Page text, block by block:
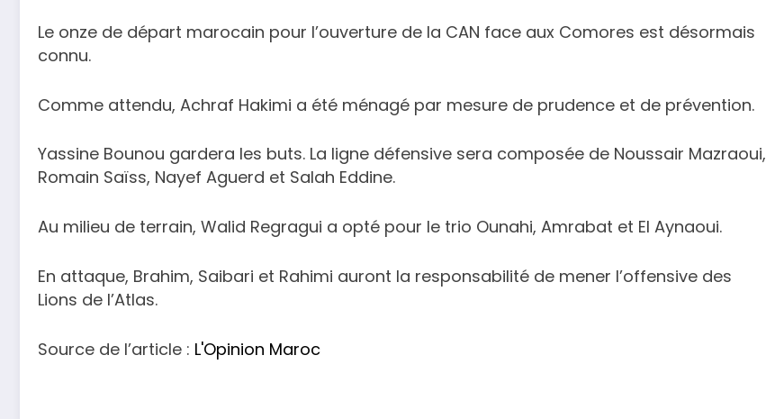
Le onze de départ marocain pour l’ouverture de la CAN face aux Comores est désormais
connu.
Comme attendu, Achraf Hakimi a été ménagé par mesure de prudence et de prévention.
Yassine Bounou gardera les buts. La ligne défensive sera composée de Noussair Mazraoui,
Romain Saïss, Nayef Aguerd et Salah Eddine.
Au milieu de terrain, Walid Regragui a opté pour le trio Ounahi, Amrabat et El Aynaoui.
En attaque, Brahim, Saibari et Rahimi auront la responsabilité de mener l’offensive des
Lions de l’Atlas.
Source de l’article : L'Opinion Maroc